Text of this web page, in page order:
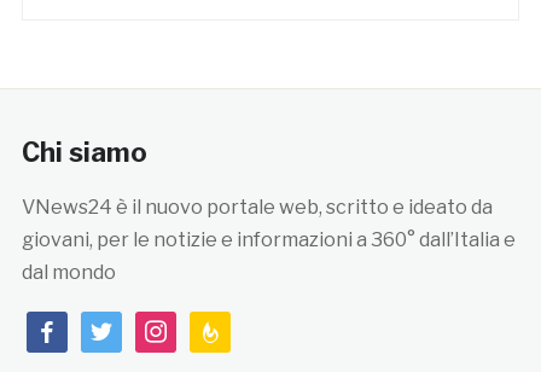
Chi siamo
VNews24 è il nuovo portale web, scritto e ideato da
giovani, per le notizie e informazioni a 360° dall’Italia e
dal mondo
facebooktwitterinstagramfeedburner